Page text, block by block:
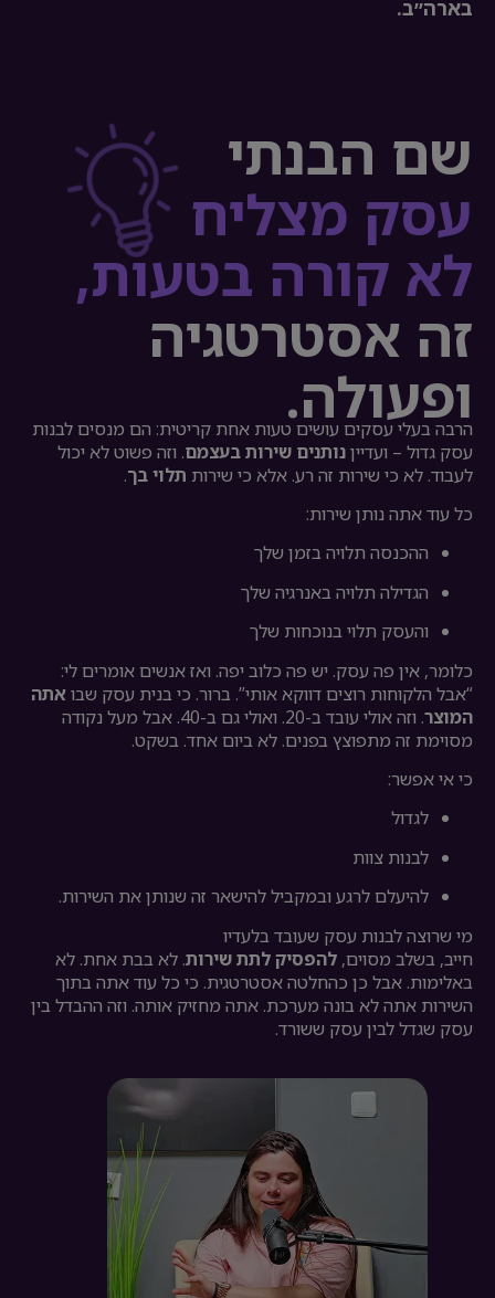
בארה״ב.
שם הבנתי
עסק מצליח
לא קורה בטעות,
זה אסטרטגיה
ופעולה.
הרבה בעלי עסקים עושים טעות אחת קריטית: הם מנסים לבנות
עסק גדול – ועדייןנותנים שירות בעצמם. וזה פשוט לא יכול
לעבוד. לא כי שירות זה רע. אלא כי שירות תלוי בך.
כל עוד אתה נותן שירות:
ההכנסה תלויה בזמן שלך
הגדילה תלויה באנרגיה שלך
והעסק תלוי בנוכחות שלך
כלומר, אין פה עסק. יש פה כלוב יפה. ואז אנשים אומרים לי:
“אבל הלקוחות רוצים דווקא אותי”. ברור. כי בנית עסק שבואתה
המוצר
. וזה אולי עובד ב-20. ואולי גם ב-40. אבל מעל נקודה
מסוימת זה מתפוצץ בפנים. לא ביום אחד. בשקט.
כי אי אפשר:
לגדול
לבנות צוות
להיעלם לרגע ובמקביל להישאר זה שנותן את השירות.
מי שרוצה לבנות עסק שעובד בלעדיו
חייב, בשלב מסוים, להפסיק לתת שירות. לא בבת אחת. לא
באלימות. אבל כן כהחלטה אסטרטגית. כי כל עוד אתה בתוך
השירות אתה לא בונה מערכת. אתה מחזיק אותה. וזה ההבדל בין
עסק שגדל לבין עסק ששורד.